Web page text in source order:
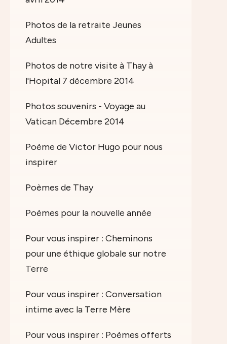
Photos de la retraite Jeunes
Adultes
Photos de notre visite à Thay à
l'Hopital 7 décembre 2014
Photos souvenirs - Voyage au
Vatican Décembre 2014
Poème de Victor Hugo pour nous
inspirer
Poèmes de Thay
Poèmes pour la nouvelle année
Pour vous inspirer : Cheminons
pour une éthique globale sur notre
Terre
Pour vous inspirer : Conversation
intime avec la Terre Mère
Pour vous inspirer : Poèmes offerts